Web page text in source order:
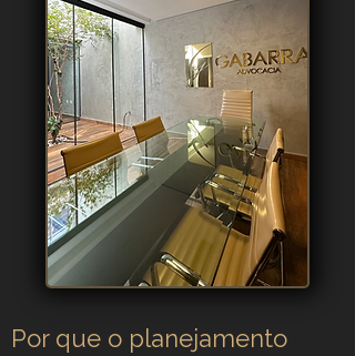
Por que o planejamento